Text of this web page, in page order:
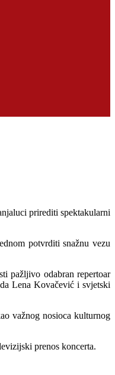
prirediti spektakularni
potvrditi snažnu vezu
pažljivo odabran repertoar
Lena Kovačević i svjetski
važnog nosioca kulturnog
prenos koncerta.